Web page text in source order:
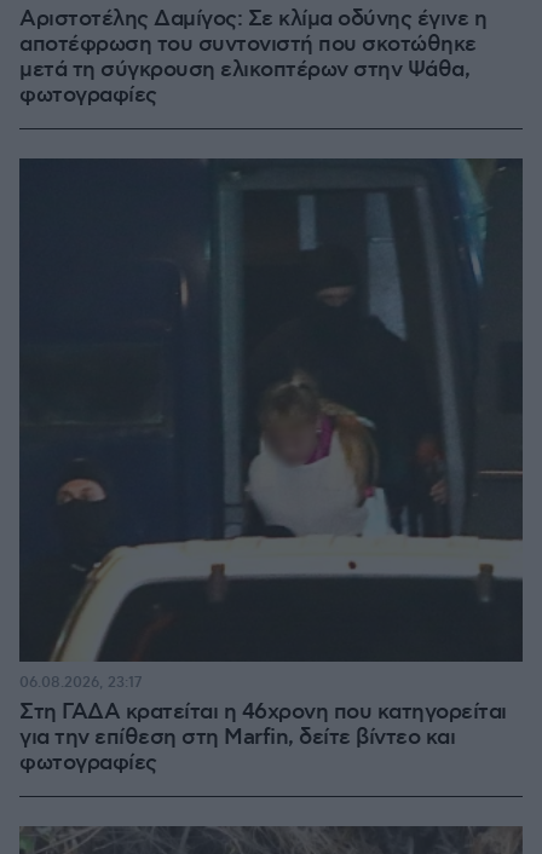
Αριστοτέλης Δαμίγος: Σε κλίμα οδύνης έγινε η
αποτέφρωση του συντονιστή που σκοτώθηκε
μετά τη σύγκρουση ελικοπτέρων στην Ψάθα,
φωτογραφίες
Στη ΓΑΔΑ κρατείται η 46χρονη που κατηγορείται
για την επίθεση στη Marfin, δείτε βίντεο και
φωτογραφίες
06.08.2026, 23:17